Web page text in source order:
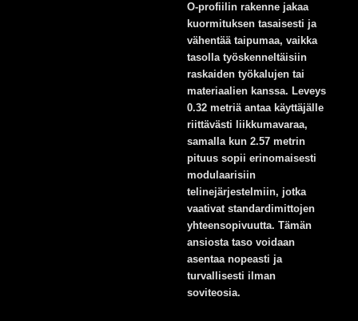
O-profiilin rakenne jakaa
kuormituksen tasaisesti ja
vähentää taipumaa, vaikka
tasolla työskenneltäisiin
raskaiden työkalujen tai
materiaalien kanssa. Leveys
0.32 metriä antaa käyttäjälle
riittävästi liikkumavaraa,
samalla kun 2.57 metrin
pituus sopii erinomaisesti
modulaarisiin
telinejärjestelmiin, jotka
vaativat standardimittojen
yhteensopivuutta. Tämän
ansiosta taso voidaan
asentaa nopeasti ja
turvallisesti ilman
soviteosia.